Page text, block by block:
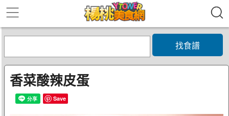
找食譜
香菜酸辣皮蛋
Save